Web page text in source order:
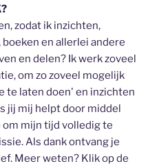
zodat ik inzichten,
boeken en allerlei andere
en delen? Ik werk zoveel
om zo zoveel mogelijk
te laten doen' en inzichten
jij mij helpt door middel
om mijn tijd volledig te
Als dank ontvang je
Meer weten? Klik op de